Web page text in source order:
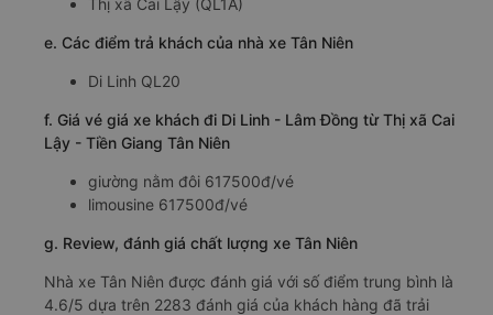
e. Các điểm trả khách của nhà xe Tân Niên
Di Linh QL20
f. Giá vé giá xe khách đi Di Linh - Lâm Đồng từ Thị xã Cai
Lậy - Tiền Giang Tân Niên
giường nằm đôi 617500đ/vé
limousine 617500đ/vé
g. Review, đánh giá chất lượng xe Tân Niên
Nhà xe Tân Niên được đánh giá với số điểm trung bình là
4.6/5 dựa trên 2283 đánh giá của khách hàng đã trải